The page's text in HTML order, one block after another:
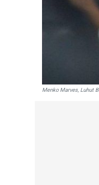
Menko Marves, Luhut